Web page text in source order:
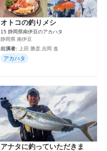
オトコの釣りメシ
15 静岡県南伊豆のアカハタ
静岡県 南伊豆
出演者:
上田 勝彦,吉岡 進
アカハタ
アナタに釣っていただきま